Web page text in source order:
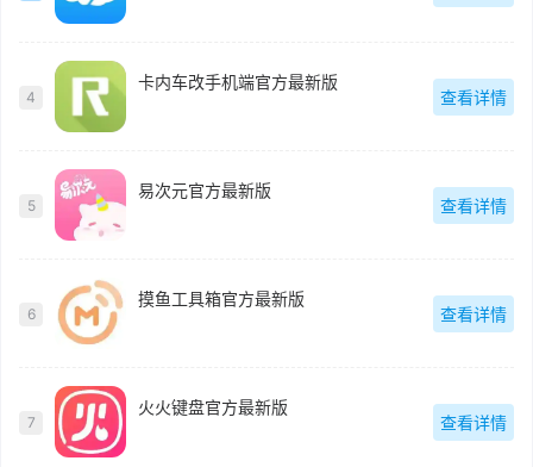
4
卡内车改手机端官方最新版
查看详情
5
易次元官方最新版
查看详情
6
摸鱼工具箱官方最新版
查看详情
7
火火键盘官方最新版
查看详情